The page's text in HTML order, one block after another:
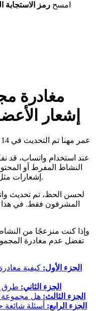
امسح رمز الاستجابة
مغادرة
إشعار
عمر مهنا تم التحديث في 14 مايو 2026
عند استخدام واتساب، قد
النشاط المفرط أو
إشعارات مثل "غادر جون المجموعة" لجميع الأعضاء.
لحسن الحظ، تم تحديث
المشرفون فقط. في هذا
وإذا كنت منزعجًا من
تفضل عدم مغادرة
الجزء الأول: كيفية
الجزء الثاني: طرق
الجزء الثالث: هل مجموعة
الجزء الرابع: أسئلة